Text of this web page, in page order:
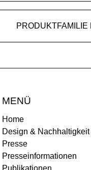
PRODUKTFAMILIE
MENÜ
Home
Design & Nachhaltigkeit
Presse
Presseinformationen
Publikationen